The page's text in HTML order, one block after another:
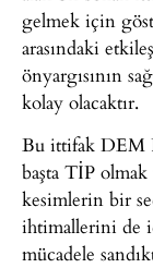
gelmek için
arasındaki
önyargısının
kolay olacaktır.
Bu ittifak DEM
başta TİP
kesimlerin bir
ihtimallerini de
mücadele